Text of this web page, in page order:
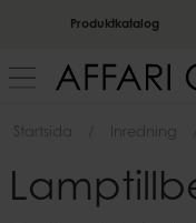
Produktkatalog
Startsida Inredning